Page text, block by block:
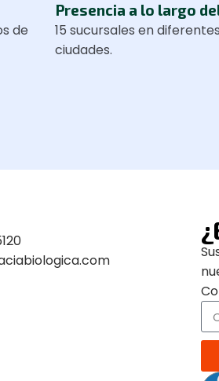
de
Presencia a lo largo
15 sucursales en
ciudades.